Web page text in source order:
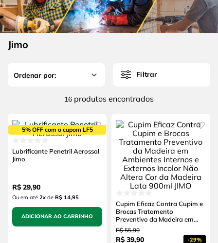
Jimo
Filtrar
16 produtos
5% OFF com o cupom LF5
Lubrificante Penetril Aerossol
Jimo
R$ 29,90
Ou em até 2xde R$ 14,95
ADICIONAR AO CARRINHO
Cupim Eficaz Contra Cupim e
Brocas Tratamento
Preventivo da Madeira em
Ambientes Internos e
Externos Incolor Não Altera
R$ 55,90
R$ 39,90 -29%
6º serra copo
7º luva
8º
alicate
4 º escada
5º serra circular
º
fio
lavadora alta pressão